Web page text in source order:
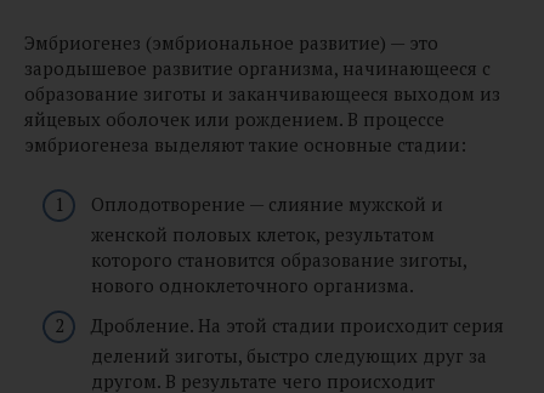
Эмбриогенез (эмбриональное развитие) — это
зародышевое развитие организма, начинающееся с
образование зиготы и заканчивающееся выходом из
яйцевых оболочек или рождением. В процессе
эмбриогенеза выделяют такие основные стадии:
Оплодотворение — слияние мужской и
женской половых клеток, результатом
которого становится образование зиготы,
нового одноклеточного организма.
Дробление. На этой стадии происходит серия
делений зиготы, быстро следующих друг за
другом. В результате чего происходит